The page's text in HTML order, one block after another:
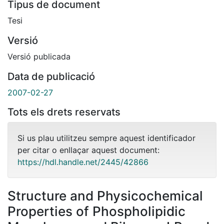
Tipus de document
Tesi
Versió
Versió publicada
Data de publicació
2007-02-27
Tots els drets reservats
Si us plau utilitzeu sempre aquest identificador
per citar o enllaçar aquest document:
https://hdl.handle.net/2445/42866
Structure and Physicochemical
Properties of Phospholipidic